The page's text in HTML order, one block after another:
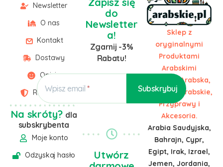
Newsletter
O nas
Kontakt
Dostawy
Opinie
Regulamin
Na skróty? dla
subskrybenta
Moje konto
Odzyskaj hasło
Sklep z
oryginalnymi
Produktami
Arabskimi
Żywność Arabska,
Słodycze Arabskie,
Przyprawy i
Akcesoria.
Arabia Saudyjska,
Bahrajn, Cypr,
Egipt, Irak, Izrael,
Jemen, Jordania,
do
Newsletter
a!
Zgarnij -3%
Rabatu!
Wpisz email
Utwórz